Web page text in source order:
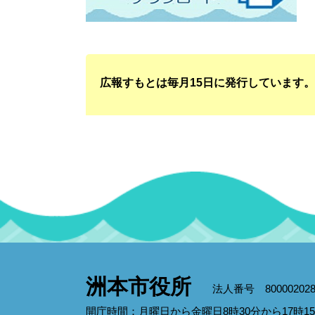
広報すもとは毎月15日に発行しています
洲本市役所
法人番号
開庁時間：月曜日から金曜日8時30分から17時